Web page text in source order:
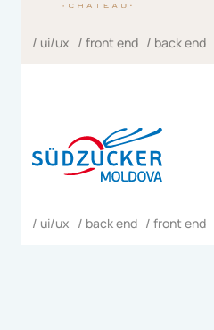
/ ui/ux / front end / back end
/ ui/ux / back end / front end